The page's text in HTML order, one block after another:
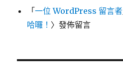
「一位 WordPress 留言者
哈囉！ 〉發佈留言